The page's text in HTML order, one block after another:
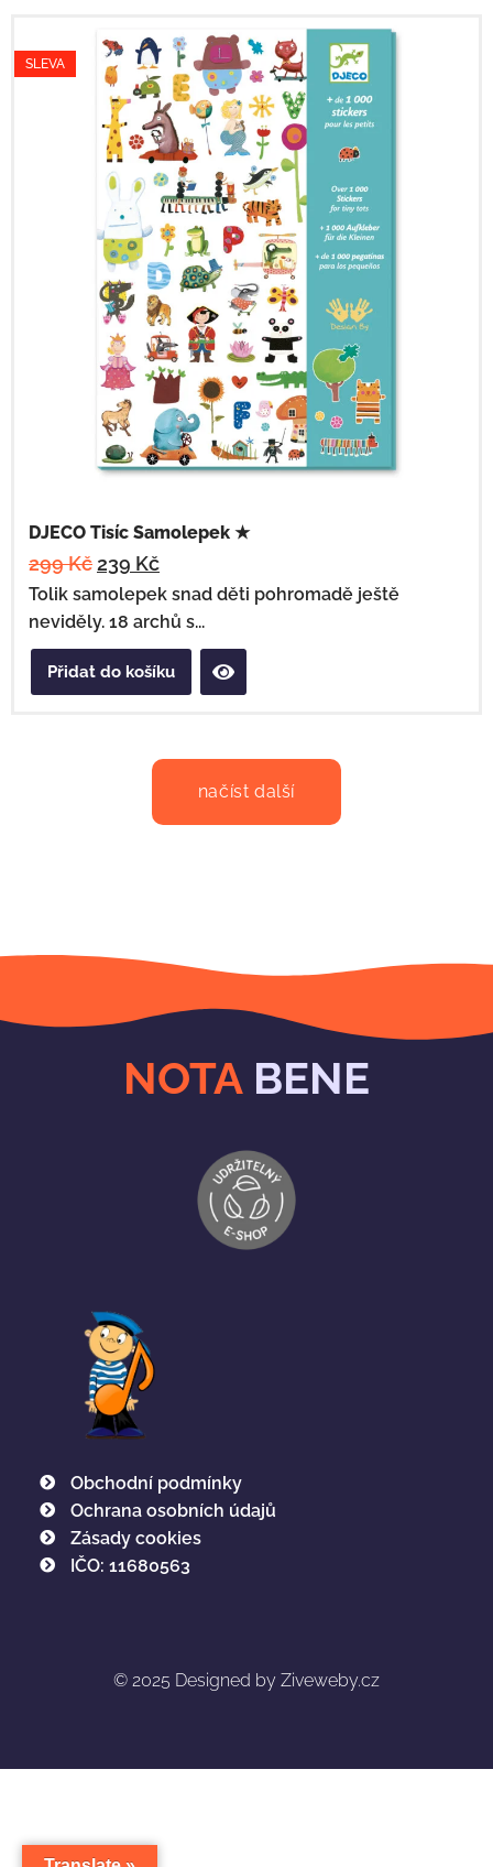
SLEVA
DJECO Tisíc Samolepek ★
299Kč239 Kč
Tolik samolepek snad děti pohromadě ještě
neviděly. 18 archů s...
Přidat do košíku
načíst další
NOTA BENE
Obchodní podmínky
Ochrana osobních údajů
Zásady cookies
IČO: 11680563
© 2025 Designed by Ziveweby.cz